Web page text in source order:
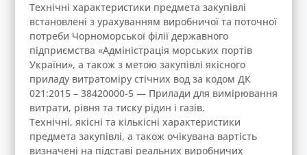
Технічні характеристики предмета закупівлі
встановлені з урахуванням виробничої та поточної
потреби Чорноморської філії державного
підприємства «Адміністрація морських портів
України», а також з метою закупівлі якісного
приладу витратоміру стічних вод за кодом ДК
021:2015 – 38420000-5 — Прилади для вимірювання
витрати, рівня та тиску рідин і газів.
Технічні, якісні та кількісні характеристики
предмета закупівлі, а також очікувана вартість
визначені на підставі реальних виробничих